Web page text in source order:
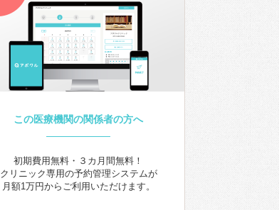
この医療機関の関係者の方へ
初期費用無料・３カ月間無料！
クリニック専用の予約管理システムが
月額1万円からご利用いただけます。